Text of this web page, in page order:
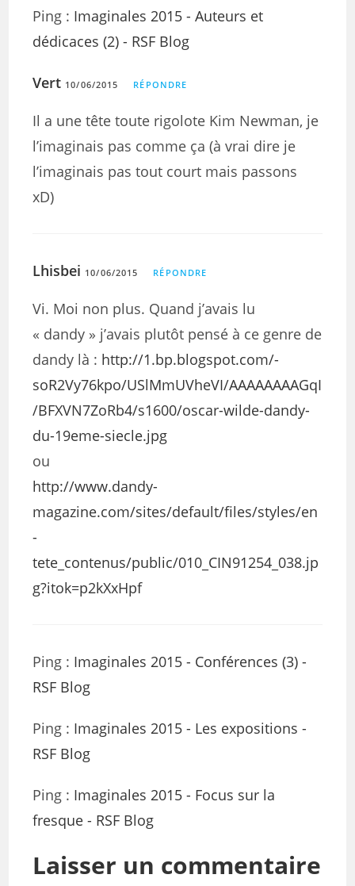
Ping : Imaginales 2015 - Auteurs et
dédicaces (2) - RSF Blog
Vert 10/06/2015 RÉPONDRE
Il a une tête toute rigolote Kim Newman, je
l’imaginais pas comme ça (à vrai dire je
l’imaginais pas tout court mais passons
xD)
Lhisbei 10/06/2015 RÉPONDRE
Vi. Moi non plus. Quand j’avais lu
« dandy » j’avais plutôt pensé à ce genre de
dandy là : http://1.bp.blogspot.com/-
soR2Vy76kpo/USlMmUVheVI/AAAAAAAAGqI
/BFXVN7ZoRb4/s1600/oscar-wilde-dandy-
du-19eme-siecle.jpg
ou
http://www.dandy-
magazine.com/sites/default/files/styles/en
-
tete_contenus/public/010_CIN91254_038.jp
g?itok=p2kXxHpf
Ping : Imaginales 2015 - Conférences (3) -
RSF Blog
Ping : Imaginales 2015 - Les expositions -
RSF Blog
Ping : Imaginales 2015 - Focus sur la
fresque - RSF Blog
Laisser un commentaire